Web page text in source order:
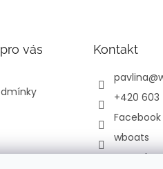
vás Kontakt
pavlina@
+420 603
Facebook
wboats
YouTube